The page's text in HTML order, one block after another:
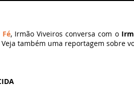
Fé, Irmão Viveiros conversa com o
Veja também uma reportagem sobre